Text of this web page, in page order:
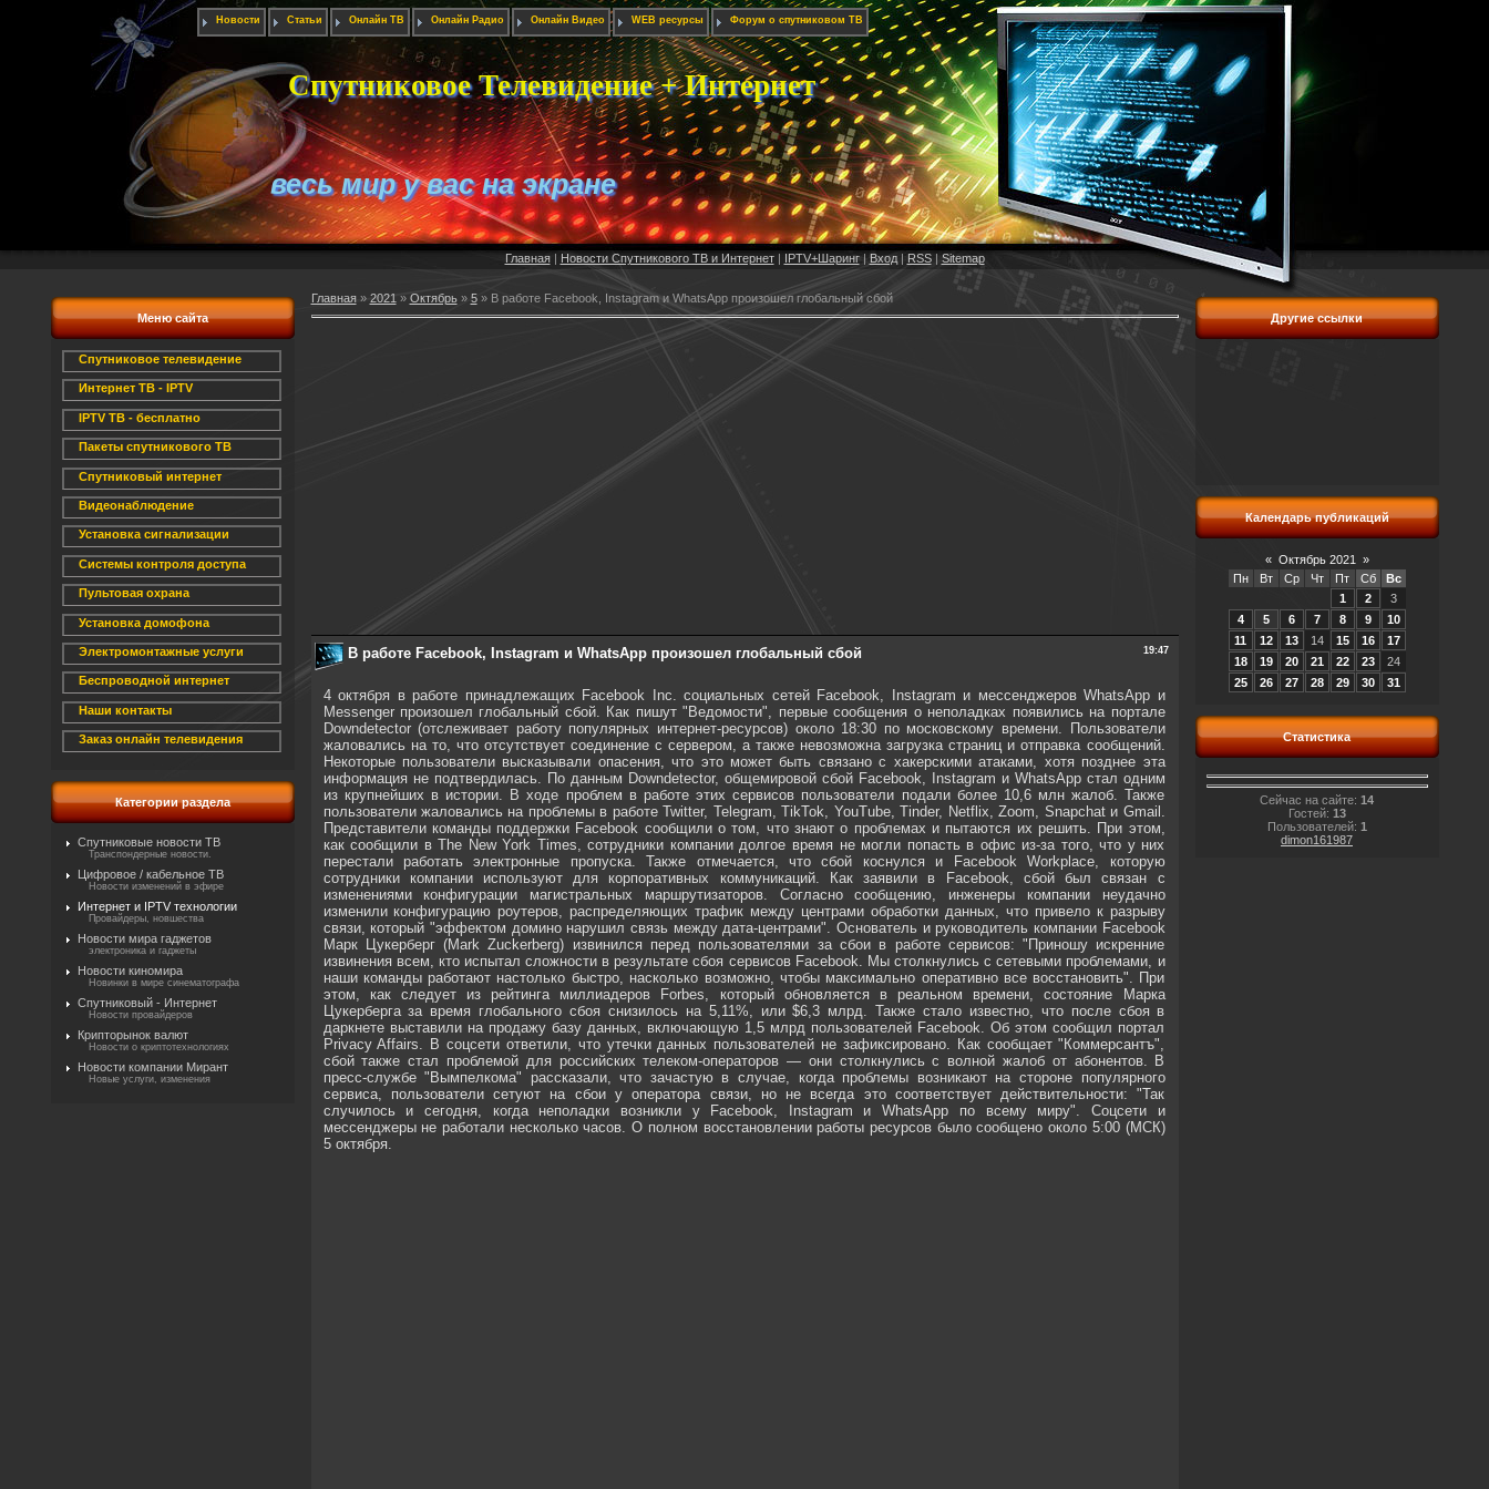
Новости Статьи Онлайн ТВ Онлайн Радио Онлайн Видео WEB ресурсы Форум о спутниковом ТВ
Спутниковое Телевидение + Интернет
весь мир у вас на экране
Главная| Новости Спутникового ТВ и Интернет| IPTV+Шаринг| Вход| RSS| Sitemap
Меню сайта
Спутниковое телевидение
Интернет ТВ - IPTV
IPTV ТВ - бесплатно
Пакеты спутникового ТВ
Спутниковый интернет
Видеонаблюдение
Установка сигнализации
Системы контроля доступа
Пультовая охрана
Установка домофона
Электромонтажные услуги
Беспроводной интернет
Наши контакты
Заказ онлайн телевидения
Категории раздела
Спутниковые новости ТВ
Транспондерные новости.
Цифровое / кабельное ТВ
Новости изменений в эфире
Интернет и IPTV технологии
Провайдеры, новшества
Новости мира гаджетов
электроника и гаджеты
Новости киномира
Новинки в мире синематографа
Спутниковый - Интернет
Новости провайдеров
Крипторынок валют
Новости о криптотехнологиях
Новости компании Мирант
Новые услуги, изменения
Главная» 2021 » Октябрь » 5» В работе Facebook, Instagram и WhatsApp произошел глобальный сбой
19:47
В работе Facebook, Instagram и WhatsApp произошел глобальный сбой
4 октября в работе принадлежащих Facebook Inc. социальных сетей Facebook, Instagram и мессенджеров WhatsApp и
Messenger произошел глобальный сбой. Как пишут "Ведомости", первые сообщения о неполадках появились на портале
Downdetector (отслеживает работу популярных интернет-ресурсов) около 18:30 по московскому времени. Пользователи
жаловались на то, что отсутствует соединение с сервером, а также невозможна загрузка страниц и отправка сообщений.
Некоторые пользователи высказывали опасения, что это может быть связано с хакерскими атаками, хотя позднее эта
информация не подтвердилась. По данным Downdetector, общемировой сбой Facebook, Instagram и WhatsApp стал одним
из крупнейших в истории. В ходе проблем в работе этих сервисов пользователи подали более 10,6 млн жалоб. Также
пользователи жаловались на проблемы в работе Twitter, Telegram, TikTok, YouTube, Tinder, Netflix, Zoom, Snapchat и Gmail.
Представители команды поддержки Facebook сообщили о том, что знают о проблемах и пытаются их решить. При этом,
как сообщили в The New York Times, сотрудники компании долгое время не могли попасть в офис из-за того, что у них
перестали работать электронные пропуска. Также отмечается, что сбой коснулся и Facebook Workplace, которую
сотрудники компании используют для корпоративных коммуникаций. Как заявили в Facebook, сбой был связан с
изменениями конфигурации магистральных маршрутизаторов. Согласно сообщению, инженеры компании неудачно
изменили конфигурацию роутеров, распределяющих трафик между центрами обработки данных, что привело к разрыву
связи, который "эффектом домино нарушил связь между дата-центрами". Основатель и руководитель компании Facebook
Марк Цукерберг (Mark Zuckerberg) извинился перед пользователями за сбои в работе сервисов: "Приношу искренние
извинения всем, кто испытал сложности в результате сбоя сервисов Facebook. Мы столкнулись с сетевыми проблемами, и
наши команды работают настолько быстро, насколько возможно, чтобы максимально оперативно все восстановить". При
этом, как следует из рейтинга миллиадеров Forbes, который обновляется в реальном времени, состояние Марка
Цукерберга за время глобального сбоя снизилось на 5,11%, или $6,3 млрд. Также стало известно, что после сбоя в
даркнете выставили на продажу базу данных, включающую 1,5 млрд пользователей Facebook. Об этом сообщил портал
Privacy Affairs. В соцсети ответили, что утечки данных пользователей не зафиксировано. Как сообщает "Коммерсантъ",
сбой также стал проблемой для российских телеком-операторов — они столкнулись с волной жалоб от абонентов. В
пресс-службе "Вымпелкома" рассказали, что зачастую в случае, когда проблемы возникают на стороне популярного
сервиса, пользователи сетуют на сбои у оператора связи, но не всегда это соответствует действительности: "Так
случилось и сегодня, когда неполадки возникли у Facebook, Instagram и WhatsApp по всему миру". Соцсети и
мессенджеры не работали несколько часов. О полном восстановлении работы ресурсов было сообщено около 5:00 (МСК)
5 октября.
Другие ссылки
Календарь публикаций
« Октябрь 2021
»
Пн
Вт Ср Чт Пт Сб
Вс
1
2
3
4
5 6 7 8 9
10
11
12 13 14 15 16
17
18
19 20 21 22 23
24
25
26 27 28 29 30 31
Статистика
Сейчас на сайте: 14
Гостей: 13
Пользователей: 1
dimon161987